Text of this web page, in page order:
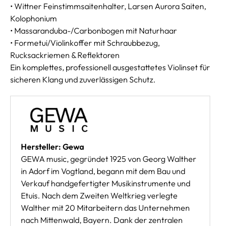
• Wittner Feinstimmsaitenhalter, Larsen Aurora Saiten,
Kolophonium
• Massaranduba-/Carbonbogen mit Naturhaar
• Formetui/Violinkoffer mit Schraubbezug,
Rucksackriemen & Reflektoren
Ein komplettes, professionell ausgestattetes Violinset für
sicheren Klang und zuverlässigen Schutz.
Hersteller: Gewa
GEWA music, gegründet 1925 von Georg Walther
in Adorf im Vogtland, begann mit dem Bau und
Verkauf handgefertigter Musikinstrumente und
Etuis. Nach dem Zweiten Weltkrieg verlegte
Walther mit 20 Mitarbeitern das Unternehmen
nach Mittenwald, Bayern. Dank der zentralen